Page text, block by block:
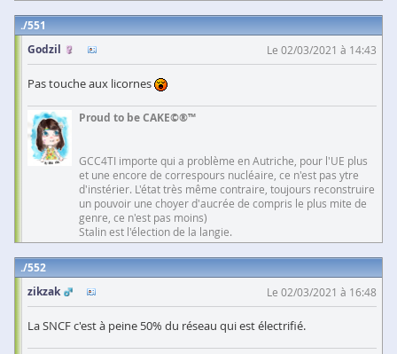
551
Godzil
Le 02/03/2021 à 14:43
Pas touche aux licornes
Proud to be CAKE©®™
GCC4TI importe qui a problème en Autriche, pour l'UE plus
et une encore de correspours nucléaire, ce n'est pas ytre
d'instérier. L'état très même contraire, toujours reconstruire
un pouvoir une choyer d'aucrée de compris le plus mite de
genre, ce n'est pas moins)
Stalin est l'élection de la langie.
552
zikzak
Le 02/03/2021 à 16:48
La SNCF c'est à peine 50% du réseau qui est électrifié.